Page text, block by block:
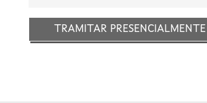
TRAMITAR PRESENCIALMENTE